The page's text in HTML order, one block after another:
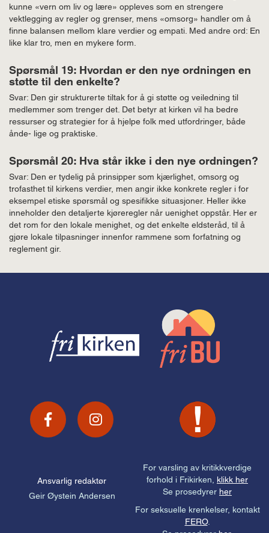
kunne «vern om liv og lære» oppleves som en strengere
vektlegging av regler og grenser, mens «omsorg» handler om å
finne balansen mellom klare verdier og empati. Med andre ord: En
like klar tro, men en mykere form.
Spørsmål 19: Hvordan er den nye ordningen en
støtte til den enkelte?
Svar: Den gir strukturerte tiltak for å gi støtte og veiledning til
medlemmer som trenger det. Det betyr at kirken vil ha bedre
ressurser og strategier for å hjelpe folk med utfordringer, både
ånde- lige og praktiske.
Spørsmål 20: Hva står ikke i den nye ordningen?
Svar: Den er tydelig på prinsipper som kjærlighet, omsorg og
trofasthet til kirkens verdier, men angir ikke konkrete regler i for
eksempel etiske spørsmål og spesifikke situasjoner. Heller ikke
inneholder den detaljerte kjøreregler når uenighet oppstår. Her er
det rom for den lokale menighet, og det enkelte eldsteråd, til å
gjøre lokale tilpasninger innenfor rammene som forfatning og
reglement gir.
Ansvarlig redaktør
Geir Øystein Andersen
For varsling av kritikkverdige
forhold i Frikirken, klikk her
Se prosedyrer her
For seksuelle krenkelser, kontakt
FERO.